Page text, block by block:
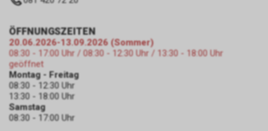
ÖFFNUNGSZEITEN
20.06.2026-13.09.2026 (Sommer)
08:30 - 17:00 Uhr / 08:30 - 12:30 Uhr / 13:30 - 18:00 Uhr
geöffnet
Montag - Freitag
08:30 - 12:30 Uhr
13:30 - 18:00 Uhr
Samstag
08:30 - 17:00 Uhr